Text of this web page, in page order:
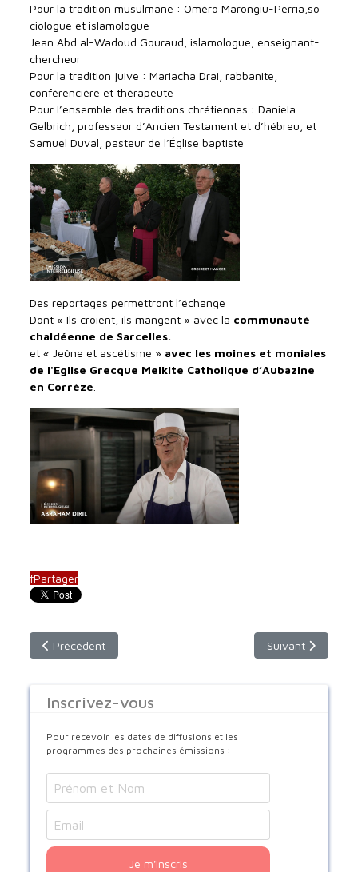
Pour la tradition musulmane : Oméro Marongiu-Perria,so
ciologue et islamologue
Jean Abd al-Wadoud Gouraud, islamologue, enseignant-
chercheur
Pour la tradition juive : Mariacha Drai, rabbanite,
conférencière et thérapeute
Pour l’ensemble des traditions chrétiennes : Daniela
Gelbrich, professeur d’Ancien Testament et d’hébreu, et
Samuel Duval, pasteur de l’Église baptiste
Des reportages permettront l’échange
Dont « Ils croient, ils mangent » avec la communauté
chaldéenne de Sarcelles.
et « Jeûne et ascétisme » avec les moines et moniales
de l'Eglise Grecque Melkite Catholique d’Aubazine
en Corrèze
fPartager
Article précédent : Dimanche 24 décembre 2023 - 9h 30 -
Précédent Article suivant :
Suivant
Inscrivez-vous
Pour recevoir les dates de diffusions et les
programmes des prochaines émissions :
Je m'inscris